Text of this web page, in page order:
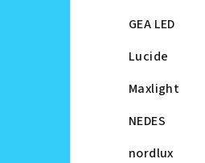
GEA LED
Lucide
Maxlight
NEDES
nordlux